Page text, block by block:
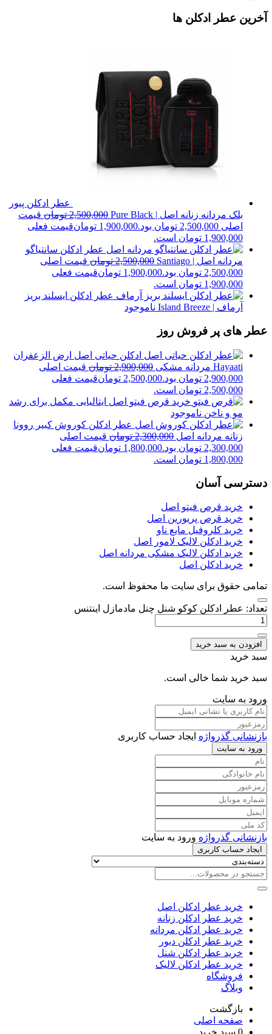
آخرین عطر ادکلن ها
عطر ادکلن پیور
بلک مردانه زنانه اصل | Pure Black
2,500,000 تومان قیمت
اصلی 2,500,000 تومان بود.
1,900,000 تومانقیمت فعلی
1,900,000 تومان است.
عطر ادکلن سانتیاگو
مردانه اصل | Santiago
2,500,000 تومان قیمت اصلی
2,500,000 تومان بود.
1,900,000 تومانقیمت فعلی
1,900,000 تومان است.
عطر ادکلن ایسلند بریز
آرماف | Island Breeze
ناموجود
عطر های پر فروش روز
ادکلن حیاتی اصل ارض الزعفران
Hayaati مردانه مشکی
2,900,000 تومان قیمت اصلی
2,900,000 تومان بود.
2,500,000 تومانقیمت فعلی
2,500,000 تومان است.
خرید قرص فیتو اصل ایتالیایی مکمل برای رشد
مو و ناخن ناموجود
عطر ادکلن کوروش کبیر روونا
زنانه مردانه اصل 2,300,000 تومان قیمت اصلی
2,300,000 تومان بود.
1,800,000 تومانقیمت فعلی
1,800,000 تومان است.
دسترسی آسان
خرید قرص فیتو اصل
خرید قرص پریورین اصل
خرید کلروفیل مایع ناو
خرید ادکلن لالیک لامور اصل
خرید ادکلن لالیک مشکی مردانه اصل
خرید ادکلن اصل
تمامی حقوق برای سایت ما محفوظ است.
تعداد: عطر ادکلن کوکو شنل چنل مادمازل اینتنس
افزودن به سبد خرید
سبد خرید
سبد خرید شما خالی است.
ورود به سایت
بازنشانی گذرواژه ایجاد حساب کاربری
ورود به سایت
بازنشانی گذرواژه ورود به سایت
ایجاد حساب کاربری
خرید عطر ادکلن اصل
خرید عطر ادکلن زنانه
خرید عطر ادکلن مردانه
خرید عطر ادکلن دیور
خرید عطر ادکلن شنل
خرید عطر ادکلن لالیک
فروشگاه
وبلاگ
بازگشت
صفحه اصلی